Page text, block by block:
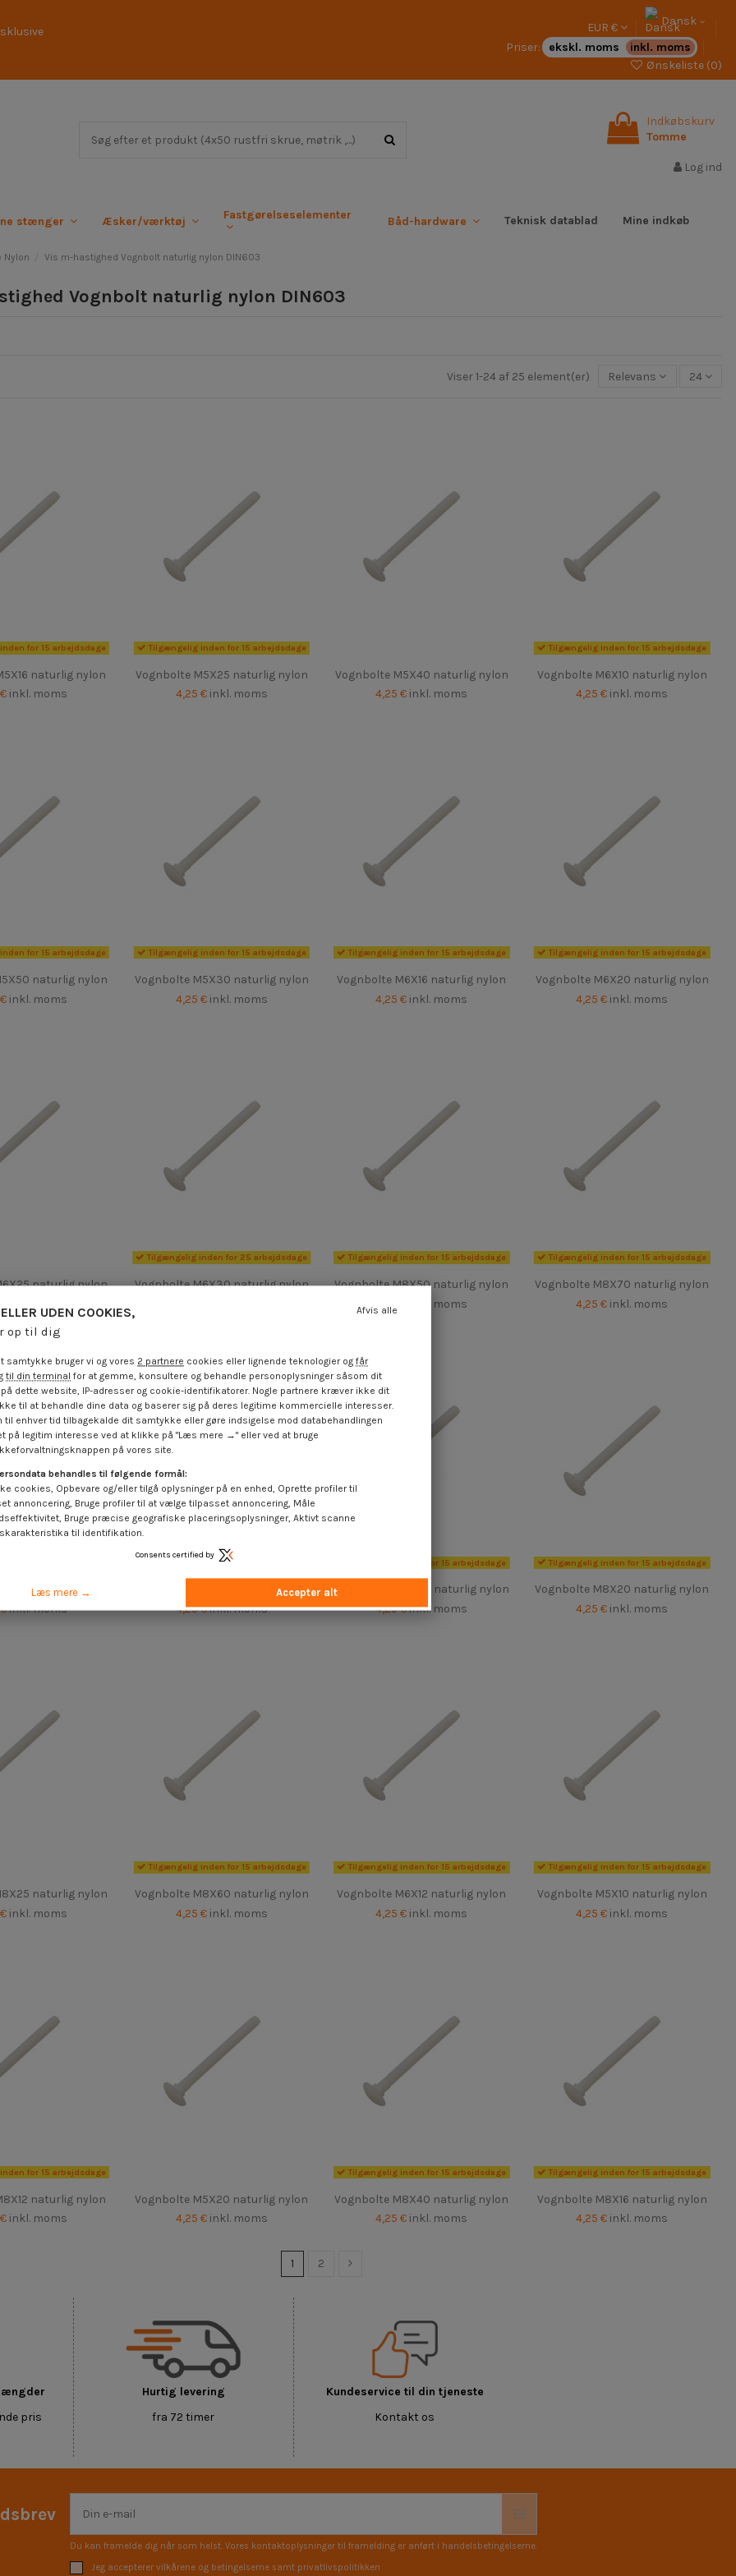
EUR €
Dansk
Priser:
ekskl. moms
inkl. moms
Ønskeliste (0)
Indkøbskurv
Tomme
Log ind
stænger Æsker/værktøj Fastgørelseselementer Båd-hardware Teknisk datablad Mine indkøb
Nylon Vis m-hastighed Vognbolt naturlig nylon DIN603
Vognbolt naturlig nylon DIN603
Viser 1-24 af 25 element(er) Relevans 24
for 15 arbejdsdage
naturlig nylon
inkl. moms
Tilgængelig inden for 15 arbejdsdage
Vognbolte M5X25 naturlig nylon
4,25 € inkl. moms
Vognbolte M5X40 naturlig nylon
4,25 € inkl. moms
Tilgængelig inden for 15 arbejdsdage
Vognbolte M6X10 naturlig nylon
4,25 € inkl. moms
for 15 arbejdsdage
naturlig nylon
inkl. moms
Tilgængelig inden for 15 arbejdsdage
Vognbolte M5X30 naturlig nylon
4,25 € inkl. moms
Tilgængelig inden for 15 arbejdsdage
Vognbolte M6X16 naturlig nylon
4,25 € inkl. moms
Tilgængelig inden for 15 arbejdsdage
Vognbolte M6X20 naturlig nylon
4,25 € inkl. moms
naturlig nylon
Tilgængelig inden for 25 arbejdsdage
Vognbolte M6X30 naturlig nylon
Tilgængelig inden for 15 arbejdsdage
Vognbolte M8X50 naturlig nylon
4,25 €
inkl. moms
Tilgængelig inden for 15 arbejdsdage
Vognbolte M8X70 naturlig nylon
4,25 € inkl. moms
naturlig nylon
€inkl. moms
Tilgængelig inden for 15 arbejdsdage
Vognbolte M8X80 naturlig nylon
4,25 €inkl. moms
Tilgængelig inden for 15 arbejdsdage
Vognbolte M8X30 naturlig nylon
4,25 €inkl. moms
Tilgængelig inden for 15 arbejdsdage
Vognbolte M8X20 naturlig nylon
4,25 € inkl. moms
naturlig nylon
inkl. moms
Tilgængelig inden for 15 arbejdsdage
Vognbolte M8X60 naturlig nylon
4,25 € inkl. moms
Tilgængelig inden for 15 arbejdsdage
Vognbolte M6X12 naturlig nylon
4,25 € inkl. moms
Tilgængelig inden for 15 arbejdsdage
Vognbolte M5X10 naturlig nylon
4,25 € inkl. moms
for 15 arbejdsdage
naturlig nylon
inkl. moms
Vognbolte M5X20 naturlig nylon
4,25 € inkl. moms
Tilgængelig inden for 15 arbejdsdage
Vognbolte M8X40 naturlig nylon
4,25 € inkl. moms
Tilgængelig inden for 15 arbejdsdage
Vognbolte M8X16 naturlig nylon
4,25 € inkl. moms
1 2
pris
Hurtig levering
fra 72 timer
Kundeservice til din tjeneste
Kontakt os
Du kan framelde dig når som helst. Vores kontaktoplysninger til framelding er anført i handelsbetingelserne.
Jeg accepterer vilkårene og betingelserne samt privatlivspolitikken
UDEN COOKIES,
op til dig
Afvis alle
samtykke bruger vi og vores 2 partnere cookies eller lignende teknologier og får
til din terminal for at gemme, konsultere og behandle personoplysninger såsom dit
dette website, IP-adresser og cookie-identifikatorer. Nogle partnere kræver ikke dit
til at behandle dine data og baserer sig på deres legitime kommercielle interesser.
til enhver tid tilbagekalde dit samtykke eller gøre indsigelse mod databehandlingen
på legitim interesse ved at klikke på "Læs mere →" eller ved at bruge
på vores site.
behandles til følgende formål:
cookies, Opbevare og/eller tilgå oplysninger på en enhed, Oprette profiler til
annoncering, Bruge profiler til at vælge tilpasset annoncering, Måle
Bruge præcise geografiske placeringsoplysninger, Aktivt scanne
til identifikation.
Consents certified by
Læs mere → Accepter alt